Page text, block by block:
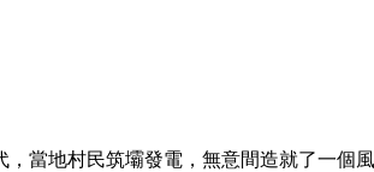
當地村民筑壩發電，無意間造就了一